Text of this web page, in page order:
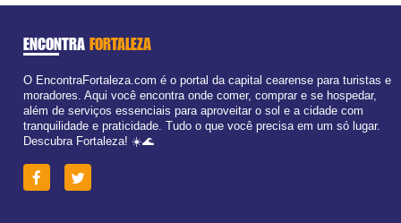
ENCONTRA FORTALEZA
O EncontraFortaleza.com é o portal da capital cearense para turistas e
moradores. Aqui você encontra onde comer, comprar e se hospedar,
além de serviços essenciais para aproveitar o sol e a cidade com
tranquilidade e praticidade. Tudo o que você precisa em um só lugar.
Descubra Fortaleza! ☀️🌊